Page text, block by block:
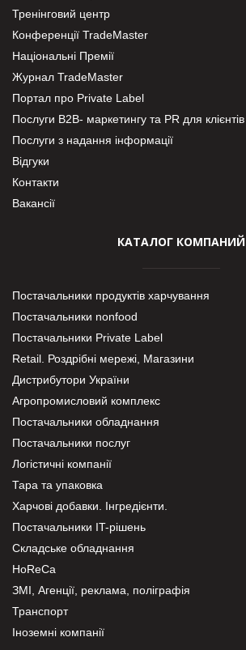
Тренінговий центр
Конференції TradeMaster
Національні Премії
Журнал TradeMaster
Портал про Private Label
Послуги В2В- маркетингу та PR для клієнтів
Послуги з надання інформації
Відгуки
Контакти
Вакансії
КАТАЛОГ КОМПАНИЙ
Постачальники продуктів харчування
Постачальники nonfood
Постачальники Private Label
Retail. Роздрібні мережі, Магазини
Дистрибутори України
Агропромисловий комплекс
Постачальники обладнання
Постачальники послуг
Логістичні компанії
Тара та упаковка
Харчові добавки. Інгредієнти.
Постачальники IT-рішень
Складське обладнання
HoReCa
ЗМІ, Агенції, реклама, поліграфія
Транспорт
Іноземні компанії